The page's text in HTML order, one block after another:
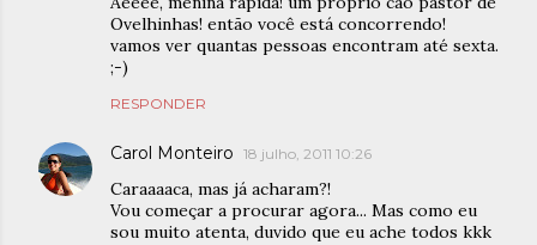
Ovelhinhas! então você está concorrendo!
vamos ver quantas pessoas encontram até sexta.
;-)
RESPONDER
Carol Monteiro 18 julho, 2011 10:26
Caraaaaca, mas já acharam?!
Vou começar a procurar agora... Mas como eu
sou muito atenta, duvido que eu ache todos kkk